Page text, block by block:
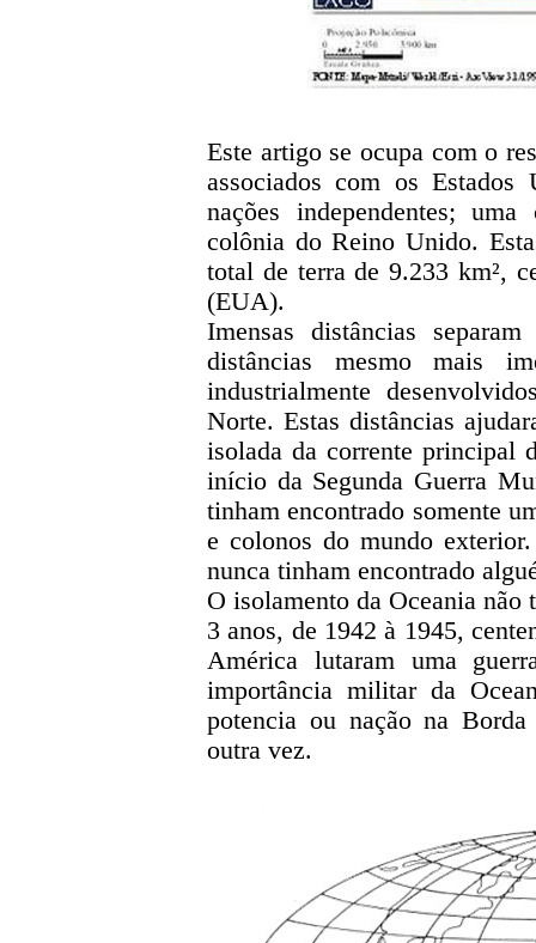
Este artigo se ocupa com o
associados com os
nações independentes;
colônia do Reino Unido.
total de terra de 9.233 km²,
(EUA).
Imensas distâncias
distâncias mesmo mais
industrialmente
Norte. Estas distâncias
isolada da corrente principal
início da Segunda Guerra
tinham encontrado somente
e colonos do mundo
nunca tinham encontrado
O isolamento da Oceania
3 anos, de 1942 à 1945,
América lutaram uma
importância militar da
potencia ou nação na
outra vez.